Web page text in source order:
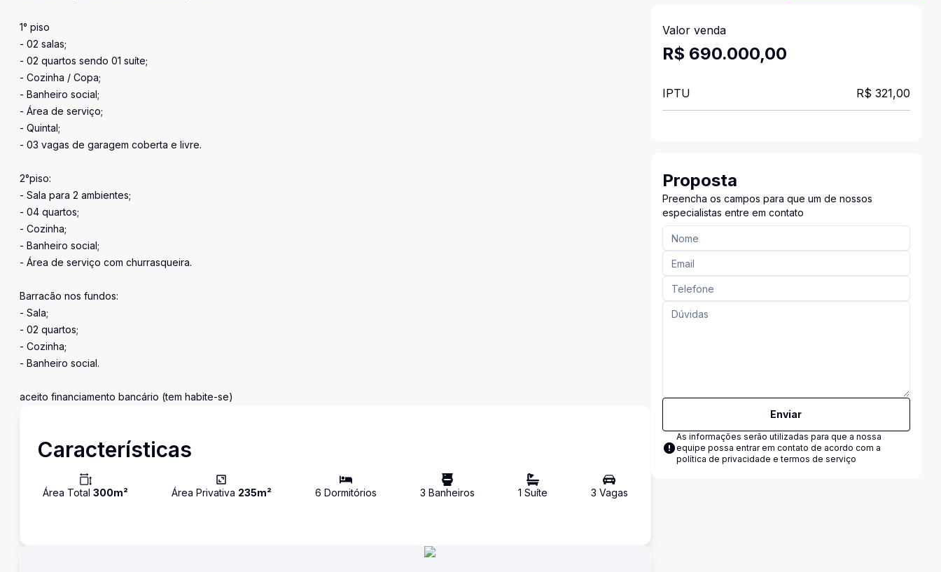
1° piso
- 02 salas;
- 02 quartos sendo 01 suíte;
- Cozinha / Copa;
- Banheiro social;
- Área de serviço;
- Quintal;
- 03 vagas de garagem coberta e livre.
2°piso:
- Sala para 2 ambientes;
- 04 quartos;
- Cozinha;
- Banheiro social;
- Área de serviço com churrasqueira.
Barracão nos fundos:
- Sala;
- 02 quartos;
- Cozinha;
- Banheiro social.
aceito financiamento bancário (tem habite-se)
Características
Área Total 300m² Área Privativa 235m² 6 Dormitórios 3 Banheiros 1 Suíte 3 Vagas
Valor venda
R$ 690.000,00
IPTU R$ 321,00
Proposta
Preencha os campos para que um de nossos
especialistas entre em contato
Enviar
As informações serão utilizadas para que a nossa
equipe possa entrar em contato de acordo com a
política de privacidade e termos de serviço